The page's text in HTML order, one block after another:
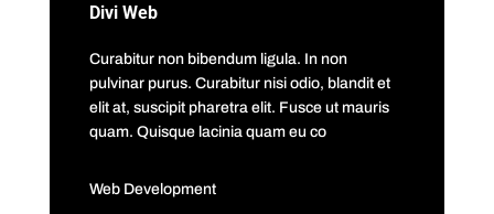
Divi Web
Curabitur non bibendum ligula. In non
pulvinar purus. Curabitur nisi odio, blandit et
elit at, suscipit pharetra elit. Fusce ut mauris
quam. Quisque lacinia quam eu co
Web Development